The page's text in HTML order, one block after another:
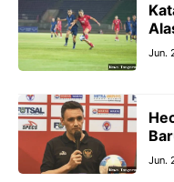
Jun.
Jun.